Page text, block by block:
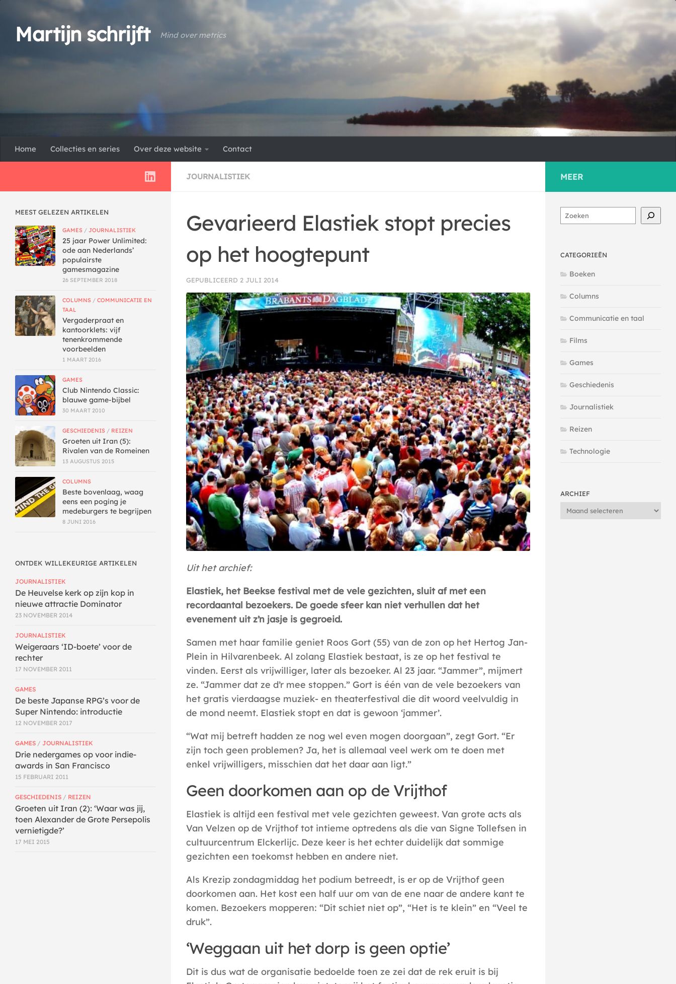
Doorgaan naar inhoud
Martijn schrijft Mind over metrics
Home Collecties en series Over deze website Contact
JOURNALISTIEK
Gevarieerd Elastiek stopt precies
op het hoogtepunt
GEPUBLICEERD 2 JULI 2014
Uit het archief:
Elastiek, het Beekse festival met de vele gezichten, sluit af met een
recordaantal bezoekers. De goede sfeer kan niet verhullen dat het
evenement uit z’n jasje is gegroeid.
Samen met haar familie geniet Roos Gort (55) van de zon op het Hertog Jan-
Plein in Hilvarenbeek. Al zolang Elastiek bestaat, is ze op het festival te
vinden. Eerst als vrijwilliger, later als bezoeker. Al 23 jaar. “Jammer”, mijmert
ze. “Jammer dat ze d’r mee stoppen.” Gort is één van de vele bezoekers van
het gratis vierdaagse muziek- en theaterfestival die dit woord veelvuldig in
de mond neemt. Elastiek stopt en dat is gewoon ‘jammer’.
“Wat mij betreft hadden ze nog wel even mogen doorgaan”, zegt Gort. “Er
zijn toch geen problemen? Ja, het is allemaal veel werk om te doen met
enkel vrijwilligers, misschien dat het daar aan ligt.”
Geen doorkomen aan op de Vrijthof
Elastiek is altijd een festival met vele gezichten geweest. Van grote acts als
Van Velzen op de Vrijthof tot intieme optredens als die van Signe Tollefsen in
cultuurcentrum Elckerlijc. Deze keer is het echter duidelijk dat sommige
gezichten een toekomst hebben en andere niet.
Als Krezip zondagmiddag het podium betreedt, is er op de Vrijthof geen
doorkomen aan. Het kost een half uur om van de ene naar de andere kant te
komen. Bezoekers mopperen: “Dit schiet niet op”, “Het is te klein” en “Veel te
druk”.
‘Weggaan uit het dorp is geen optie’
Dit is dus wat de organisatie bedoelde toen ze zei dat de rek eruit is bij
MEEST GELEZEN ARTIKELEN
GAMES / JOURNALISTIEK
25 jaar Power Unlimited:
ode aan Nederlands’
populairste
gamesmagazine
26 SEPTEMBER 2018
COLUMNS / COMMUNICATIE EN
TAAL
Vergaderpraat en
kantoorklets: vijf
tenenkrommende
voorbeelden
1 MAART 2016
GAMES
Club Nintendo Classic:
blauwe game-bijbel
30 MAART 2010
GESCHIEDENIS / REIZEN
Groeten uit Iran (5):
Rivalen van de Romeinen
13 AUGUSTUS 2015
COLUMNS
Beste bovenlaag, waag
eens een poging je
medeburgers te begrijpen
8 JUNI 2016
ONTDEK WILLEKEURIGE ARTIKELEN
JOURNALISTIEK
De Heuvelse kerk op zijn kop in
nieuwe attractie Dominator
23 NOVEMBER 2014
JOURNALISTIEK
Weigeraars ‘ID-boete’ voor de
rechter
17 NOVEMBER 2011
GAMES
De beste Japanse RPG’s voor de
Super Nintendo: introductie
12 NOVEMBER 2017
GAMES / JOURNALISTIEK
Drie nedergames op voor indie-
awards in San Francisco
15 FEBRUARI 2011
GESCHIEDENIS / REIZEN
Groeten uit Iran (2): ‘Waar was jij,
toen Alexander de Grote Persepolis
vernietigde?’
17 MEI 2015
MEER
Zoeken
CATEGORIEËN
Boeken
Columns
Communicatie en taal
Films
Games
Geschiedenis
Journalistiek
Reizen
Technologie
ARCHIEF
Archief